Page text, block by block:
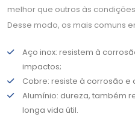
melhor que outros às
Desse modo, os mais comuns
Aço inox: resistem à
impactos;
Cobre: resiste à corrosão e
Alumínio: dureza, também
longa vida útil.